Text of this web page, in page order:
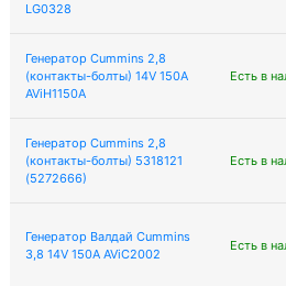
LG0328
Генератор Cummins 2,8
(контакты-болты) 14V 150А
AViH1150A
Есть в
Генератор Cummins 2,8
(контакты-болты) 5318121
(5272666)
Есть в
Генератор Валдай Cummins
3,8 14V 150A AViC2002
Есть в